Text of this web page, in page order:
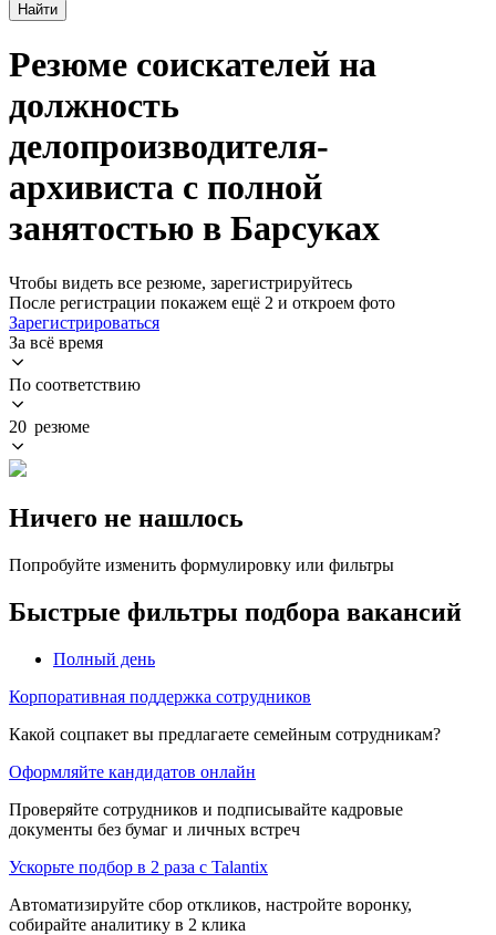
Найти
Резюме соискателей на
должность
делопроизводителя-
архивиста с полной
занятостью в Барсуках
Чтобы видеть все резюме, зарегистрируйтесь
После регистрации покажем ещё 2 и откроем фото
Зарегистрироваться
За всё время
По соответствию
20 резюме
Ничего не нашлось
Попробуйте изменить формулировку или фильтры
Быстрые фильтры подбора вакансий
Полный день
Корпоративная поддержка сотрудников
Какой соцпакет вы предлагаете семейным сотрудникам?
Оформляйте кандидатов онлайн
Проверяйте сотрудников и подписывайте кадровые
документы без бумаг и личных встреч
Ускорьте подбор в 2 раза с Talantix
Автоматизируйте сбор откликов, настройте воронку,
собирайте аналитику в 2 клика